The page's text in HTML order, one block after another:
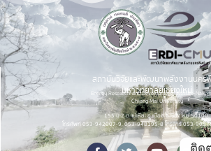
สถาบันวิจัยและพัฒนาพลังงานนคร
มหาวิทยาลัยเชียงใหม่
Energy Research and Development Institute-
Chiang Mai University
155 ม.2 ต.แม่เหียะ อ.เมือง จ.เชียงใหม่ 50100.
โทรศัพท์ 053-942007-9, 053-948195-8 โทรสาร 053-
ติด